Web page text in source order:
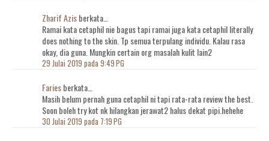
Zharif Azisberkata…
Ramai kata cetaphil nie bagus tapi ramai juga kata cetaphil literally
does nothing to the skin. Tp semua terpulang individu. Kalau rasa
okay, dia guna. Mungkin certain org masalah kulit lain2
29 Julai 2019 pada 9:49 PG
Fariesberkata…
Masih belum pernah guna cetaphil ni tapi rata-rata review the best.
Soon boleh try kot nk hilangkan jerawat2 halus dekat pipi.hehehe
30 Julai 2019 pada 7:19 PG